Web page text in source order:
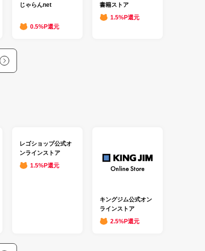
じゃらんnet
0.5%P還元
書籍ストア
1.5%P還元
レゴショップ公式オ
ンラインストア
1.5%P還元
キングジム公式オン
ラインストア
2.5%P還元